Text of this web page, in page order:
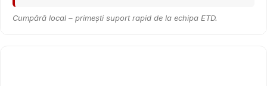
Cumpără local – primești suport rapid de la echipa ETD.